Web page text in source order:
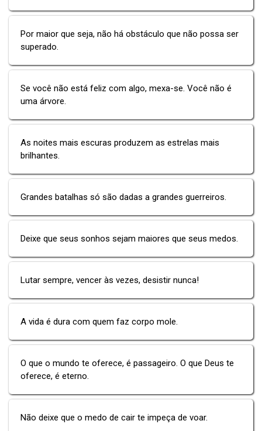
Por maior que seja, não há obstáculo que não possa ser
superado.
Se você não está feliz com algo, mexa-se. Você não é
uma árvore.
As noites mais escuras produzem as estrelas mais
brilhantes.
Grandes batalhas só são dadas a grandes guerreiros.
Deixe que seus sonhos sejam maiores que seus medos.
Lutar sempre, vencer às vezes, desistir nunca!
A vida é dura com quem faz corpo mole.
O que o mundo te oferece, é passageiro. O que Deus te
oferece, é eterno.
Não deixe que o medo de cair te impeça de voar.